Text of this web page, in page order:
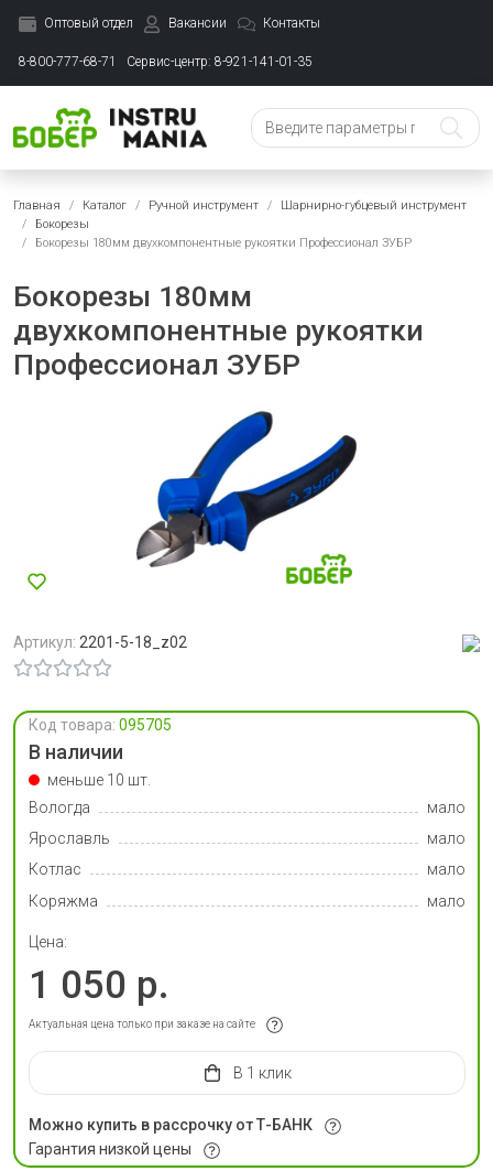
Оптовый отдел Вакансии Контакты
8-800-777-68-71 Сервис-центр: 8-921-141-01-35
Главная Каталог Ручной инструмент
Шарнирно-губцевый инструмент
Бокорезы
Бокорезы 180мм двухкомпонентные рукоятки Профессионал ЗУБР
Бокорезы 180мм
двухкомпонентные рукоятки
Профессионал ЗУБР
Артикул: 2201-5-18_z02
Код товара: 095705
В наличии
меньше 10 шт.
Вологда
мало
Ярославль
мало
Котлас
мало
Коряжма
мало
Цена:
1 050 р.
Актуальная цена только при заказе на сайте
в 1 клик
Можно купить в рассрочку от Т-БАНК
Гарантия низкой цены